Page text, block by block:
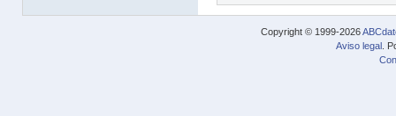
Copyright © 1999-2026
Aviso legal .